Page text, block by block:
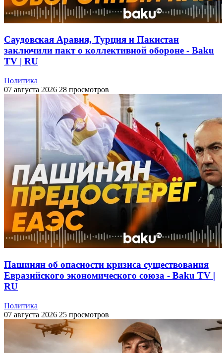
Саудовская Аравия, Турция и Пакистан
заключили пакт о коллективной обороне - Baku
TV | RU
Политика
07 августа 2026 28 просмотров
Пашинян об опасности кризиса существования
Евразийского экономического союза - Baku TV |
RU
Политика
07 августа 2026 25 просмотров